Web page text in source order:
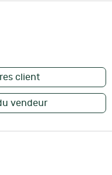
client
vendeur